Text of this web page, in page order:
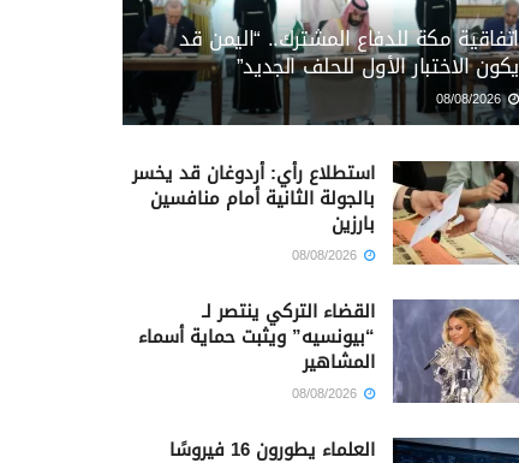
اتفاقية مكة للدفاع المشترك.. “اليمن قد
يكون الاختبار الأول للحلف الجديد”
08/08/2026
استطلاع رأي: أردوغان قد يخسر
بالجولة الثانية أمام منافسين
بارزين
القضاء التركي ينتصر لـ
“بيونسيه” ويثبت حماية أسماء
المشاهير
العلماء يطورون 16 فيروسًا